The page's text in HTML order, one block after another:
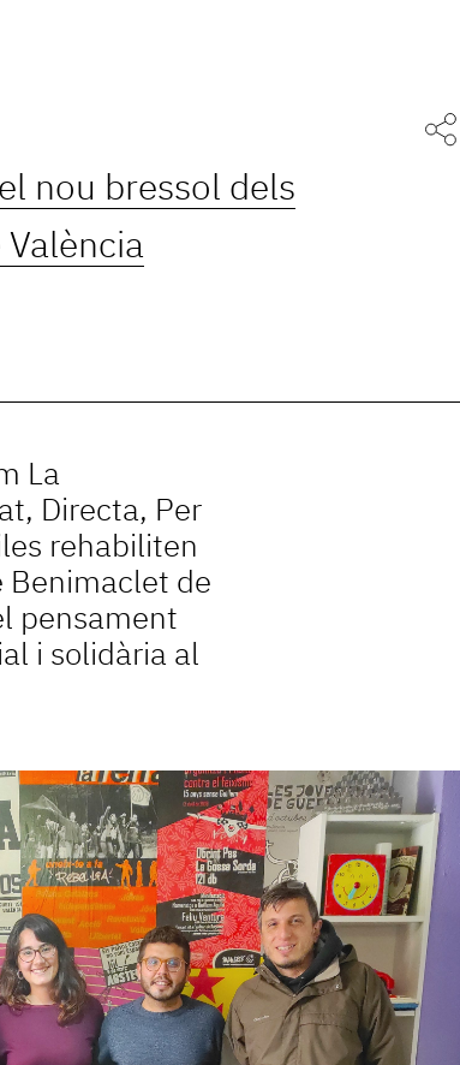
nou bressol dels
La
Directa, Per
rehabiliten
Benimaclet de
pensament
i solidària al